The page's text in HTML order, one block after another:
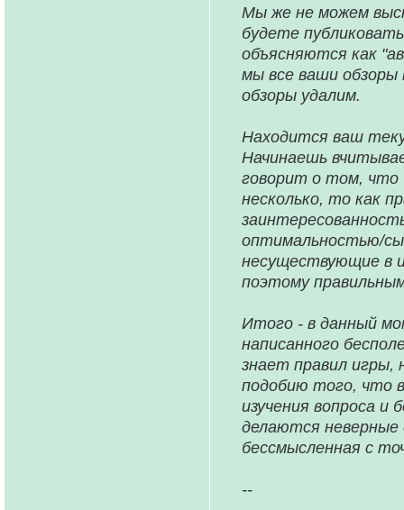
Мы же не можем
будете
объясняются как
мы все ваши обзоры
обзоры удалим.
Находится ваш
Начинаешь
говорит о том, что
несколько, то как
оптимальностью/
несуществующие в
поэтому
Итого - в данный
написанного
знает правил игры,
подобию того, что
изучения вопроса и
делаются неверные
бессмысленная с
--